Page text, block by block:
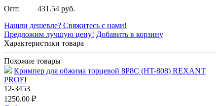
Опт: 431.54 руб.
Нашли дешевле? Свяжитесь с нами!
Предложим лучшую цену! Добавить в корзину
Характеристики товара
Похожие товары
Кримпер для обжима торцевой 8P8C (HT-808) REXANT
PROFI
12-3453
1250.00 ₽